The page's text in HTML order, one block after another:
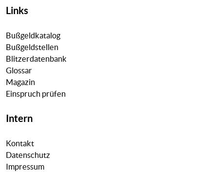
Links
Bußgeldkatalog
Bußgeldstellen
Blitzerdatenbank
Glossar
Magazin
Einspruch prüfen
Intern
Kontakt
Datenschutz
Impressum